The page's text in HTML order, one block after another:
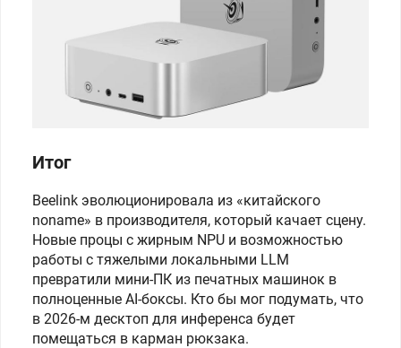
Итог
Beelink эволюционировала из «китайского
noname» в производителя, который качает сцену.
Новые процы с жирным NPU и возможностью
работы с тяжелыми локальными LLM
превратили мини-ПК из печатных машинок в
полноценные AI-боксы. Кто бы мог подумать, что
в 2026-м десктоп для инференса будет
помещаться в карман рюкзака.